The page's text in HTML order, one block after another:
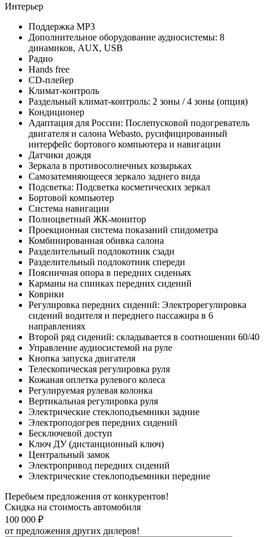
Интерьер
Поддержка MP3
Дополнительное оборудование аудиосистемы: 8
динамиков, AUX, USB
Радио
Hands free
CD-плейер
Климат-контроль
Раздельный климат-контроль: 2 зоны / 4 зоны (опция)
Кондиционер
Адаптация для России: Послепусковой подогреватель
двигателя и салона Webasto, русифицированный
интерфейс бортового компьютера и навигации
Датчики дождя
Зеркала в противосолнечных козырьках
Самозатемняющееся зеркало заднего вида
Подсветка: Подсветка косметических зеркал
Бортовой компьютер
Система навигации
Полноцветный ЖК-монитор
Проекционная система показаний спидометра
Комбинированная обивка салона
Разделительный подлокотник сзади
Разделительный подлокотник спереди
Поясничная опора в передних сиденьях
Карманы на спинках передних сидений
Коврики
Регулировка передних сидений: Электрорегулировка
сидений водителя и переднего пассажира в 6
направлениях
Второй ряд сидений: складывается в соотношении 60/40
Управление аудиосистемой на руле
Кнопка запуска двигателя
Телескопическая регулировка руля
Кожаная оплетка рулевого колеса
Регулируемая рулевая колонка
Вертикальная регулировка руля
Электрические стеклоподъемники задние
Электроподогрев передних сидений
Бесключевой доступ
Ключ ДУ (дистанционный ключ)
Центральный замок
Электропривод передних сидений
Электрические стеклоподъемники передние
Перебьем предложения от конкурентов!
Скидка на стоимость автомобиля
100 000 ₽
от предложения других дилеров!